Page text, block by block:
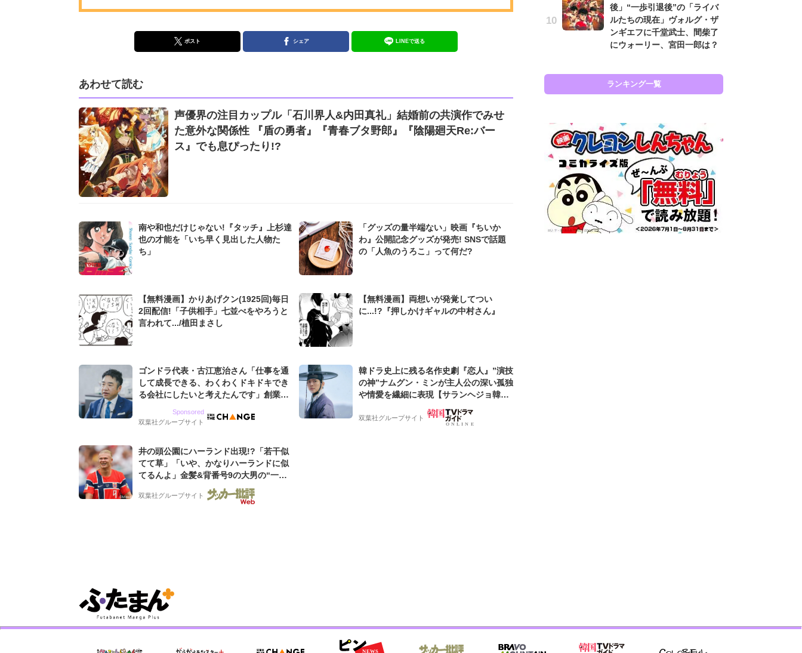
ポスト シェア LINEで送る
あわせて読む
声優界の注目カップル「石川界人&内田真礼」結婚前の共演作でみせ
た意外な関係性 『盾の勇者』『青春ブタ野郎』『陰陽廻天Re:バー
ス』でも息ぴったり!?
南や和也だけじゃない!『タッチ』上杉達
也の才能を「いち早く見出した人物た
ち」
「グッズの量半端ない」映画『ちいか
わ』公開記念グッズが発売! SNSで話題
の「人魚のうろこ」って何だ?
【無料漫画】かりあげクン(1925回)毎日
2回配信!「子供相手」七並べをやろうと
言われて.../植田まさし
【無料漫画】両想いが発覚してつい
に...!?『押しかけギャルの中村さん』
ゴンドラ代表・古江恵治さん「仕事を通
して成長できる、わくわくドキドキでき
る会社にしたいと考えたんです」創業来
グ会社のアイデンティティ
Sponsored
双葉社グループサイト
韓ドラ史上に残る名作史劇『恋人』”演技
の神”ナムグン・ミンが主人公の深い孤独
や情愛を繊細に表現【サランヘジョ韓ド
双葉社グループサイト
井の頭公園にハーランド出現!?「若干似
てて草」「いや、かなりハーランドに似
てるんよ」金髪&背番号9の大男の“一人
バイキング・ロー”映像が話題!「元気を
もらった」
双葉社グループサイト
後」“一歩引退後”の「ライバ
ルたちの現在」ヴォルグ・ザ
ンギエフに千堂武士、間柴了
にウォーリー、宮田一郎は？
ランキング一覧